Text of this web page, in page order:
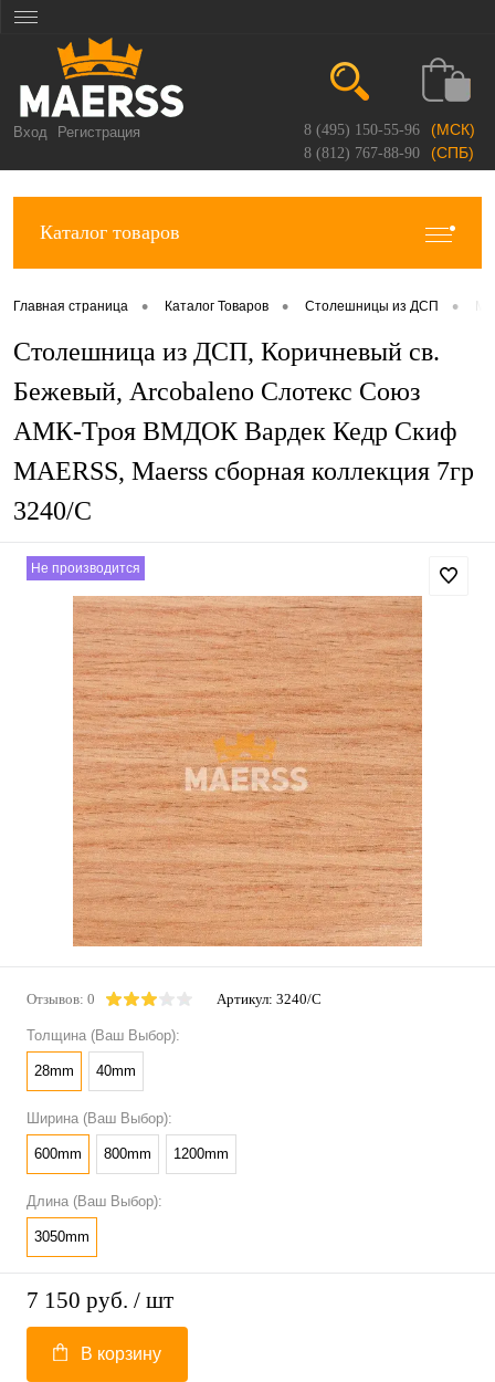
Вход Регистрация 8 (495) 150-55-96 (МСК)
8 (812) 767-88-90 (СПБ)
Каталог товаров
Главная страница • Каталог Товаров • Столешницы из ДСП •
Столешница из ДСП, Коричневый св.
Бежевый, Arcobaleno Слотекс Союз
АМК-Троя ВМДОК Вардек Кедр Скиф
MAERSS, Maerss сборная коллекция 7гр
3240/С
Не производится
Отзывов: 0 Артикул: 3240/С
Толщина (Ваш Выбор):
28mm 40mm
Ширина (Ваш Выбор):
600mm 800mm 1200mm
Длина (Ваш Выбор):
3050mm
7 150 руб. / шт
В корзину